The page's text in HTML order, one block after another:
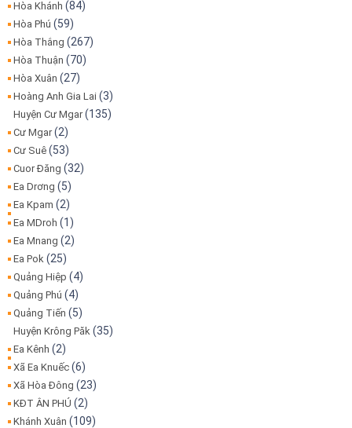
Hòa Khánh (84)
Hòa Phú (59)
Hòa Thắng (267)
Hòa Thuận (70)
Hòa Xuân (27)
Hoàng Anh Gia Lai (3)
Huyện Cư Mgar(135)
Cư Mgar(2)
Cư Suê (53)
Cuor Đăng (32)
Ea Drơng (5)
Ea Kpam (2)
Ea MDroh (1)
Ea Mnang (2)
Ea Pok (25)
Quảng Hiệp (4)
Quảng Phú (4)
Quảng Tiến (5)
Huyện Krông Păk (35)
Ea Kênh (2)
Xã Ea Knuếc (6)
Xã Hòa Đông (23)
KĐT ÂN PHÚ (2)
Khánh Xuân (109)